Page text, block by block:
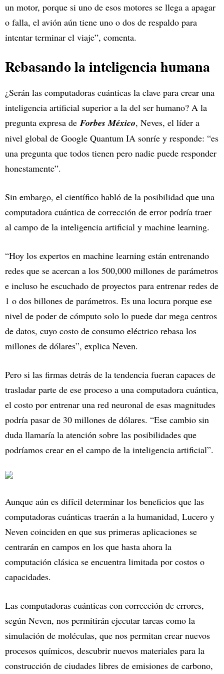
un motor, porque si uno de esos motores se llega a apagar
o falla, el avión aún tiene uno o dos de respaldo para
intentar terminar el viaje”, comenta.
Rebasando la inteligencia humana
¿Serán las computadoras cuánticas la clave para crear una
inteligencia artificial superior a la del ser humano? A la
pregunta expresa deForbes México, Neves, el líder a
nivel global de Google Quantum IA sonríe y responde: “es
una pregunta que todos tienen pero nadie puede responder
honestamente”.
Sin embargo, el científico habló de la posibilidad que una
computadora cuántica de corrección de error podría traer
al campo de la inteligencia artificial y machine learning.
“Hoy los expertos en machine learning están entrenando
redes que se acercan a los 500,000 millones de parámetros
e incluso he escuchado de proyectos para entrenar redes de
1 o dos billones de parámetros. Es una locura porque ese
nivel de poder de cómputo solo lo puede dar mega centros
de datos, cuyo costo de consumo eléctrico rebasa los
millones de dólares”, explica Neven.
Pero si las firmas detrás de la tendencia fueran capaces de
trasladar parte de ese proceso a una computadora cuántica,
el costo por entrenar una red neuronal de esas magnitudes
podría pasar de 30 millones de dólares. “Ese cambio sin
duda llamaría la atención sobre las posibilidades que
podríamos crear en el campo de la inteligencia artificial”.
Aunque aún es difícil determinar los beneficios que las
computadoras cuánticas traerán a la humanidad, Lucero y
Neven coinciden en que sus primeras aplicaciones se
centrarán en campos en los que hasta ahora la
computación clásica se encuentra limitada por costos o
capacidades.
Las computadoras cuánticas con corrección de errores,
según Neven, nos permitirán ejecutar tareas como la
simulación de moléculas, que nos permitan crear nuevos
procesos químicos, descubrir nuevos materiales para la
construcción de ciudades libres de emisiones de carbono,